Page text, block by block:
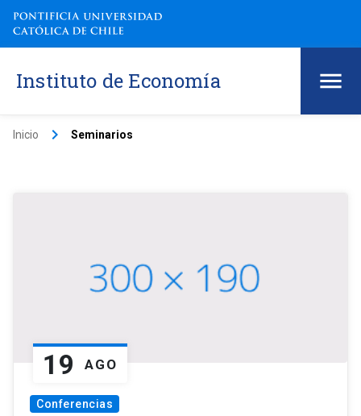
Instituto de Economía
Inicio keyboard_arrow_right Seminarios
19 AGO
Conferencias